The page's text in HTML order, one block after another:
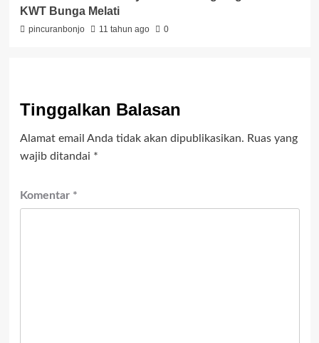
KWT Bunga Melati
pincuranbonjo 11 tahun ago 0
Tinggalkan Balasan
Alamat email Anda tidak akan dipublikasikan. Ruas yang
wajib ditandai *
Komentar *